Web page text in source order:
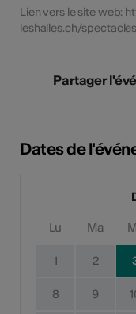
Lien vers le site web:
leshalles.ch/
Partager
Dates de
Lu Ma
1 2
8 9